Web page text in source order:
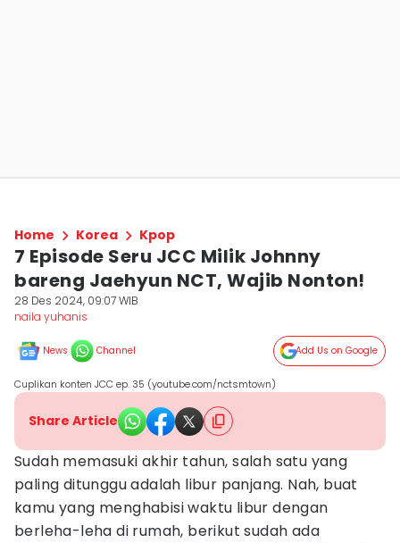
Home Korea Kpop
7 Episode Seru JCC Milik Johnny
bareng Jaehyun NCT, Wajib Nonton!
28 Des 2024, 09:07 WIB
naila yuhanis
News Channel Add Us on Google
Cuplikan konten JCC ep. 35 (youtube.com/nctsmtown)
Share Article
Sudah memasuki akhir tahun, salah satu yang
paling ditunggu adalah libur panjang. Nah, buat
kamu yang menghabisi waktu libur dengan
berleha-leha di rumah, berikut sudah ada